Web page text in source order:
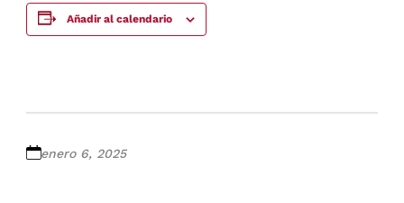
Añadir al calendario
enero 6, 2025